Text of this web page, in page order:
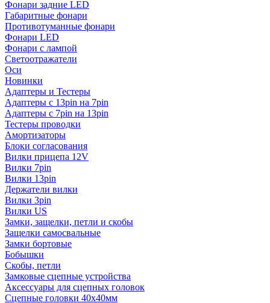
Фонари задние LED
Габаритные фонари
Противотуманные фонари
Фонари LED
Фонари с лампой
Светоотражатели
Оси
Новинки
Адаптеры и Тестеры
Адаптеры с 13pin на 7pin
Адаптеры с 7pin на 13pin
Тестеры проводки
Амортизаторы
Блоки согласования
Вилки прицепа 12V
Вилки 7pin
Вилки 13pin
Держатели вилки
Вилки 3pin
Вилки US
Замки, защелки, петли и скобы
Защелки самосвальные
Замки бортовые
Бобышки
Скобы, петли
Замковые сцепные устройства
Аксессуары для сцепных головок
Сцепные головки 40x40мм